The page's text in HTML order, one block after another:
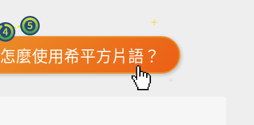
怎麼使用希平方片語？